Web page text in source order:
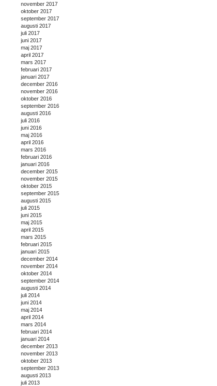
november 2017
oktober 2017
september 2017
augusti 2017
juli 2017
juni 2017
maj 2017
april 2017
mars 2017
februari 2017
januari 2017
december 2016
november 2016
oktober 2016
september 2016
augusti 2016
juli 2016
juni 2016
maj 2016
april 2016
mars 2016
februari 2016
januari 2016
december 2015
november 2015
oktober 2015
september 2015
augusti 2015
juli 2015
juni 2015
maj 2015
april 2015
mars 2015
februari 2015
januari 2015
december 2014
november 2014
oktober 2014
september 2014
augusti 2014
juli 2014
juni 2014
maj 2014
april 2014
mars 2014
februari 2014
januari 2014
december 2013
november 2013
oktober 2013
september 2013
augusti 2013
juli 2013